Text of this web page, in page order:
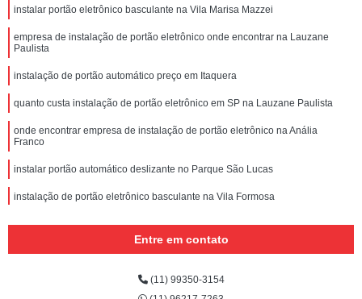
instalar portão eletrônico basculante na Vila Marisa Mazzei
empresa de instalação de portão eletrônico onde encontrar na Lauzane
Paulista
instalação de portão automático preço em Itaquera
quanto custa instalação de portão eletrônico em SP na Lauzane Paulista
onde encontrar empresa de instalação de portão eletrônico na Anália
Franco
instalar portão automático deslizante no Parque São Lucas
instalação de portão eletrônico basculante na Vila Formosa
instalação de portão automático preço no Pimentas
instalações de portões eletrônicos em São Paulo na Ponte Grande
onde encontrar instalação de portão eletrônico basculante na Vila Augusta
Entre em contato
(11) 99350-3154